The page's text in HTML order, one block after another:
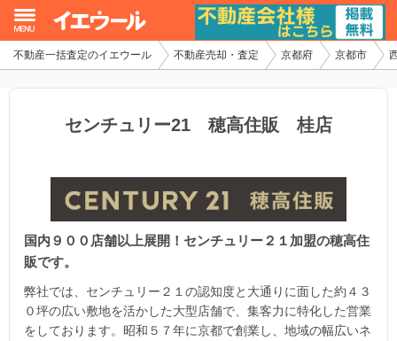
不動産一括査定のイエウール 不動産売却・査定 京都府 京都市
センチュリー21 穂高住販 桂店
国内９００店舗以上展開！センチュリー２１加盟の穂高住
販です。
弊社では、センチュリー２１の認知度と大通りに面した約４３
０坪の広い敷地を活かした大型店舗で、集客力に特化した営業
をしております。昭和５７年に京都で創業し、地域の幅広いネ
イエウール加盟希望の不動産会社様
不動産の売却・一括査定
家査定シミュレーター
お問い合わせ